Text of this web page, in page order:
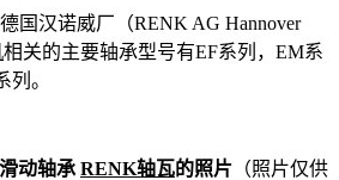
国汉诺威厂（RENK AG Hannover
相关的主要轴承型号有EF系列，EM系
列。
动轴承 RENK轴瓦的照片 （照片仅供